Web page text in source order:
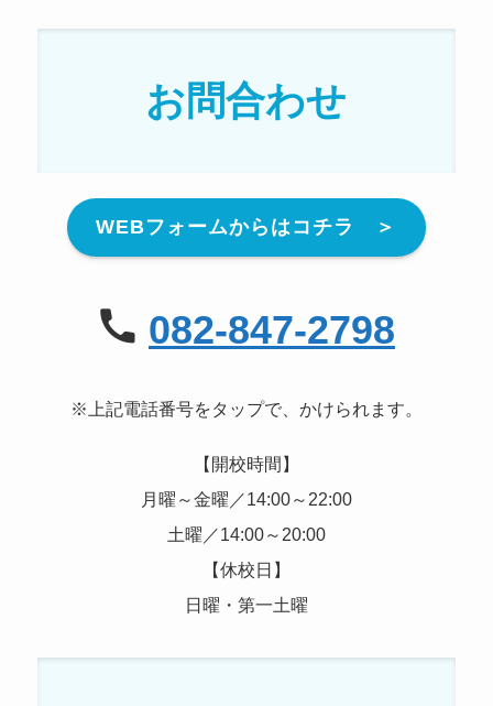
お問合わせ
WEBフォームからはコチラ ＞
082-847-2798
※上記電話番号をタップで、かけられます。
【開校時間】
月曜～金曜／14:00～22:00
土曜／14:00～20:00
【休校日】
日曜・第一土曜